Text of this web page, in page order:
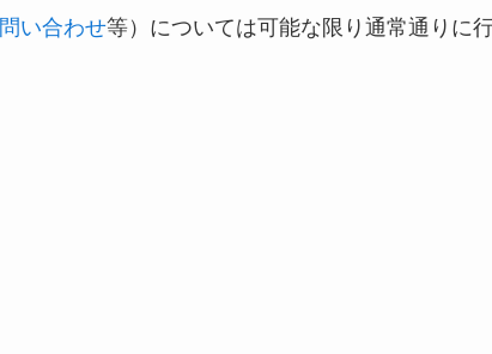
い合わせ等）については可能な限り通常通りに